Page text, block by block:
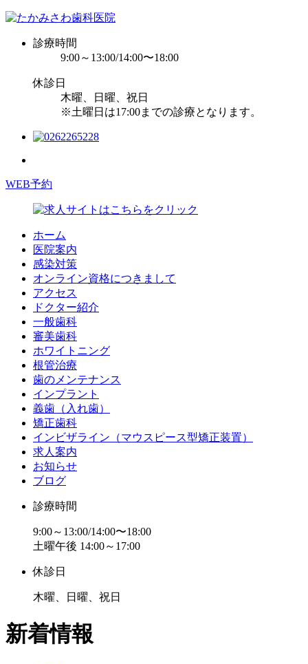
診療時間
9:00～13:00/14:00〜18:00
休診日
木曜、日曜、祝日
※土曜日は17:00までの診療となります。
WEB予約
ホーム
医院案内
感染対策
オンライン資格につきまして
アクセス
ドクター紹介
一般歯科
審美歯科
ホワイトニング
根管治療
歯のメンテナンス
インプラント
義歯（入れ歯）
矯正歯科
インビザライン（マウスピース型矯正装置）
求人案内
お知らせ
ブログ
診療時間
9:00～13:00/14:00〜18:00
土曜午後 14:00～17:00
休診日
木曜、日曜、祝日
新着情報